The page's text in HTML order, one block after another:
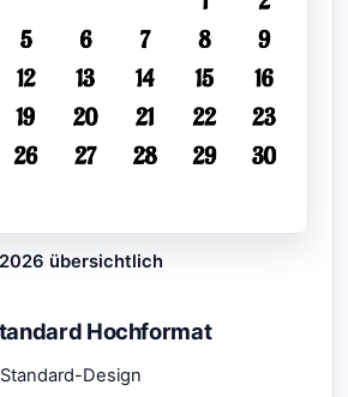
übersichtlich
Hochformat
Design